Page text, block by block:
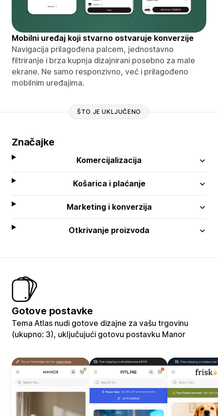
Mobilni uređaj koji stvarno ostvaruje konverzije
Navigacija prilagođena palcem, jednostavno
filtriranje i brza kupnja dizajnirani posebno za male
ekrane. Ne samo responzivno, već i prilagođeno
mobilnim uređajima.
ŠTO JE UKLJUČENO
Značajke
Komercijalizacija
Košarica i plaćanje
Marketing i konverzija
Otkrivanje proizvoda
Gotove postavke
Tema Atlas nudi gotove dizajne za vašu trgovinu
(ukupno: 3), uključujući gotovu postavku Manor